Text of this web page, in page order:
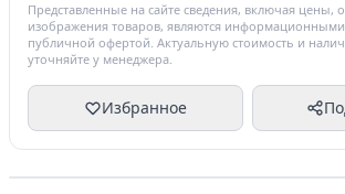
Представленные на сайте сведения, включая цены,
изображения товаров, являются информационными
публичной офертой. Актуальную стоимость и
уточняйте у менеджера.
Избранное